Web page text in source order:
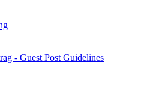
- Guest Post Guidelines